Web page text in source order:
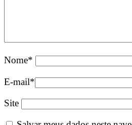
Nome*
E-mail*
Site